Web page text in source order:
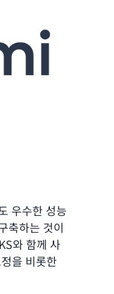
우수한 성능
축하는 것이
와 함께 사
을 비롯한